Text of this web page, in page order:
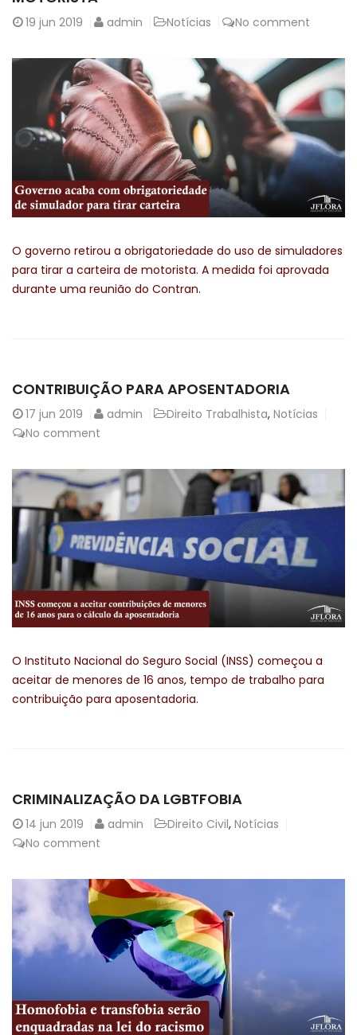
19 jun 2019 admin Notícias No comment
O governo retirou a obrigatoriedade do uso de simuladores
para tirar a carteira de motorista. A medida foi aprovada
durante uma reunião do Contran.
CONTRIBUIÇÃO PARA APOSENTADORIA
17 jun 2019 admin Direito Trabalhista, Notícias
No comment
O Instituto Nacional do Seguro Social (INSS) começou a
aceitar de menores de 16 anos, tempo de trabalho para
contribuição para aposentadoria.
CRIMINALIZAÇÃO DA LGBTFOBIA
14 jun 2019 admin Direito Civil, Notícias
No comment